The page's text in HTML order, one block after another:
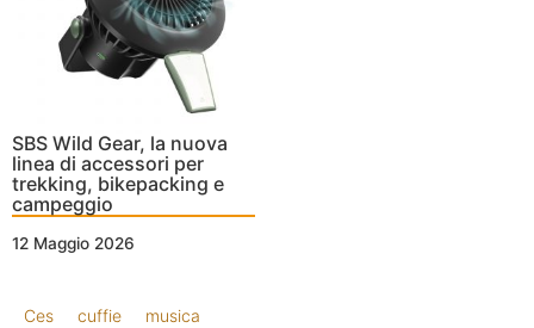
SBS Wild Gear, la nuova
linea di accessori per
trekking, bikepacking e
campeggio
12 Maggio 2026
Ces cuffie musica